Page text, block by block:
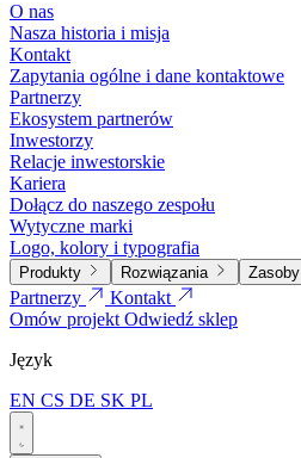
O nas
Nasza historia i misja
Kontakt
Zapytania ogólne i dane kontaktowe
Partnerzy
Ekosystem partnerów
Inwestorzy
Relacje inwestorskie
Kariera
Dołącz do naszego zespołu
Wytyczne marki
Logo, kolory i typografia
Produkty Rozwiązania Zasoby
Partnerzy
Kontakt
Omów projektOdwiedź sklep
Język
EN CS DE SK PL